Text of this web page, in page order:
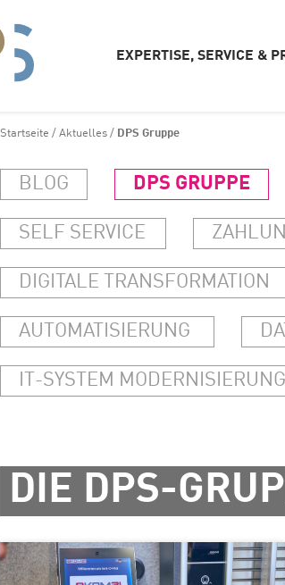
EXPERTISE, SERVICE &
Startseite / Aktuelles/ DPS Gruppe
BLOG DPS GRUPPE
SELF SERVICE
DIGITALE TRANSFORMATION
AUTOMATISIERUNG
IT-SYSTEM MODERNISIERUNG
DIE DPS-